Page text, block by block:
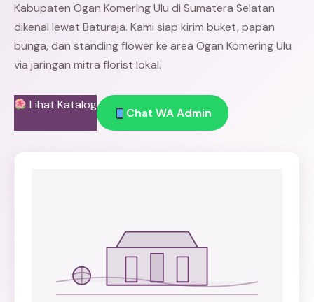
Kabupaten Ogan Komering Ulu di Sumatera Selatan
dikenal lewat Baturaja. Kami siap kirim buket, papan
bunga, dan standing flowerke area Ogan Komering Ulu
via jaringan mitra florist lokal.
Lihat Katalog
Chat WA Admin